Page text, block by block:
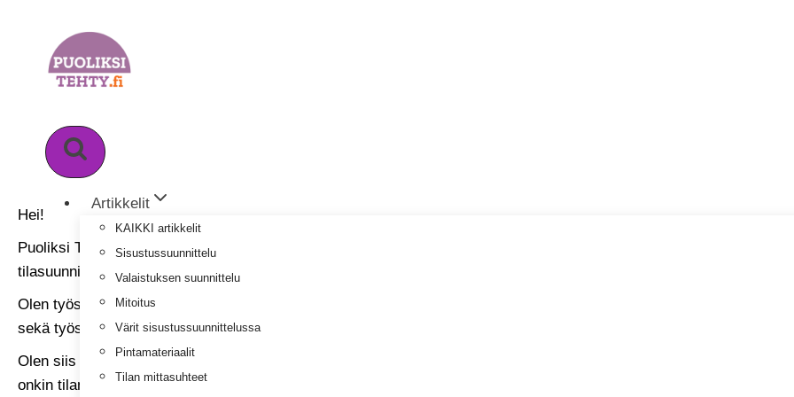
Artikkelit
KAIKKI artikkelit
Sisustussuunnittelu
Valaistuksen suunnittelu
Mitoitus
Värit sisustussuunnittelussa
Pintamateriaalit
Tilan mittasuhteet
Kuka olen?
Hei!
Puoliksi Tehty ei ole perinteinen sisustusblogi. Halusin luoda sivuston, joka tarjoaa helposti saavutettavissa olevaa
tilasuunnittelusta. Eli asioista, joista itse nautin ja koen voivani kertoa myös muille samasta intohimosta “kärsiville”.
Olen työskennellyt sisustussuunnittelun parissa noin 20 vuotta. Työurani aikana olen mm. suunnitellut sisustuksia
sekä työskennellyt keittiösuunnittelijana. Olen toiminut myös alalla opetustyössä.
Olen siis päässyt tutustumaan sisustusalaan monesta näkökulmasta. Vahvinta osaamiseni on toimivien kotien
onkin tilan toimivuus. Vasta sen jälkeen voidaan keskittyä tilan esteettisiin tekijöihin.